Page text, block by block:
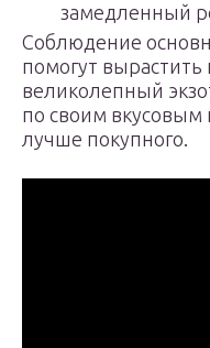
замедленный
Соблюдение
помогут
великолепный
по своим вкусовым
лучше покупного.